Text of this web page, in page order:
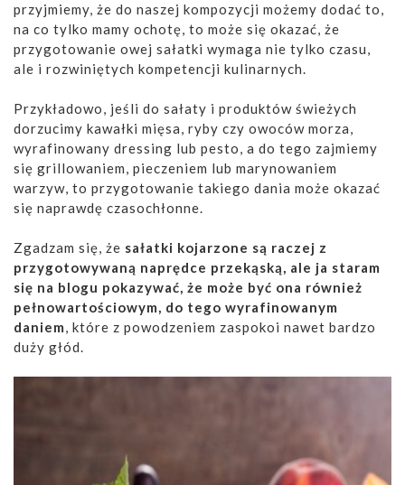
przyjmiemy, że do naszej kompozycji możemy dodać to,
na co tylko mamy ochotę, to może się okazać, że
przygotowanie owej sałatki wymaga nie tylko czasu,
ale i rozwiniętych kompetencji kulinarnych.
Przykładowo, jeśli do sałaty i produktów świeżych
dorzucimy kawałki mięsa, ryby czy owoców morza,
wyrafinowany dressing lub pesto, a do tego zajmiemy
się grillowaniem, pieczeniem lub marynowaniem
warzyw, to przygotowanie takiego dania może okazać
się naprawdę czasochłonne.
Zgadzam się, że sałatki kojarzone są raczej z
przygotowywaną naprędce przekąską, ale ja staram
się na blogu pokazywać, że może być ona również
pełnowartościowym, do tego wyrafinowanym
daniem, które z powodzeniem zaspokoi nawet bardzo
duży głód.